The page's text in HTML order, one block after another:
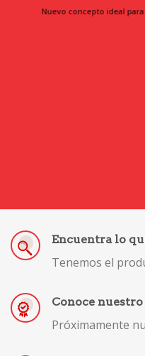
Nuevo concepto ideal
Encuentra lo
Tenemos el
Conoce
Próximamente